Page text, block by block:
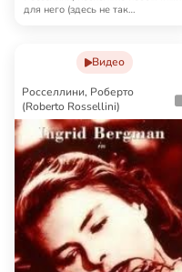
для него (здесь не так
Видео
Росселлини, Роберто
(Roberto Rossellini)